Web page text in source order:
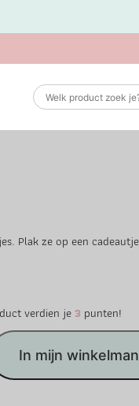
Plak ze op een
verdien je 3 punten!
In mijn